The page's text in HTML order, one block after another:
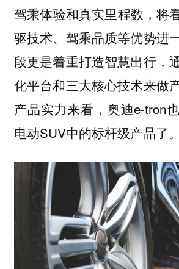
驾乘体验和真实里程数，将
驱技术、驾乘品质等优势进
段更是着重打造智慧出行，
化平台和三大核心技术来做
产品实力来看，奥迪e-tron
电动SUV中的标杆级产品了。